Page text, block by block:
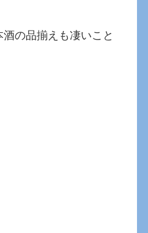
の品揃えも凄いこと